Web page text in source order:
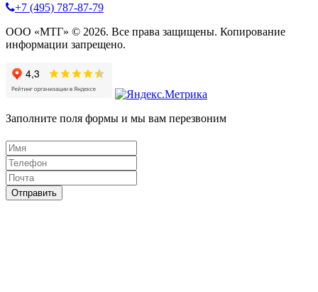
+7 (495) 787-87-79
ООО «МТГ» © 2026. Все права защищены. Копирование
информации запрещено.
Заполните поля формы и мы вам перезвоним
Отправить